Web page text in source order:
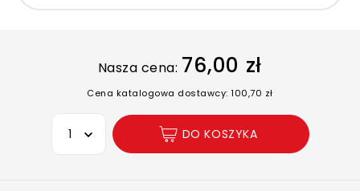
Nasza cena: 76,00 zł
Cena katalogowa dostawcy: 100,70 zł
Wybierz opcję
DO KOSZYKA